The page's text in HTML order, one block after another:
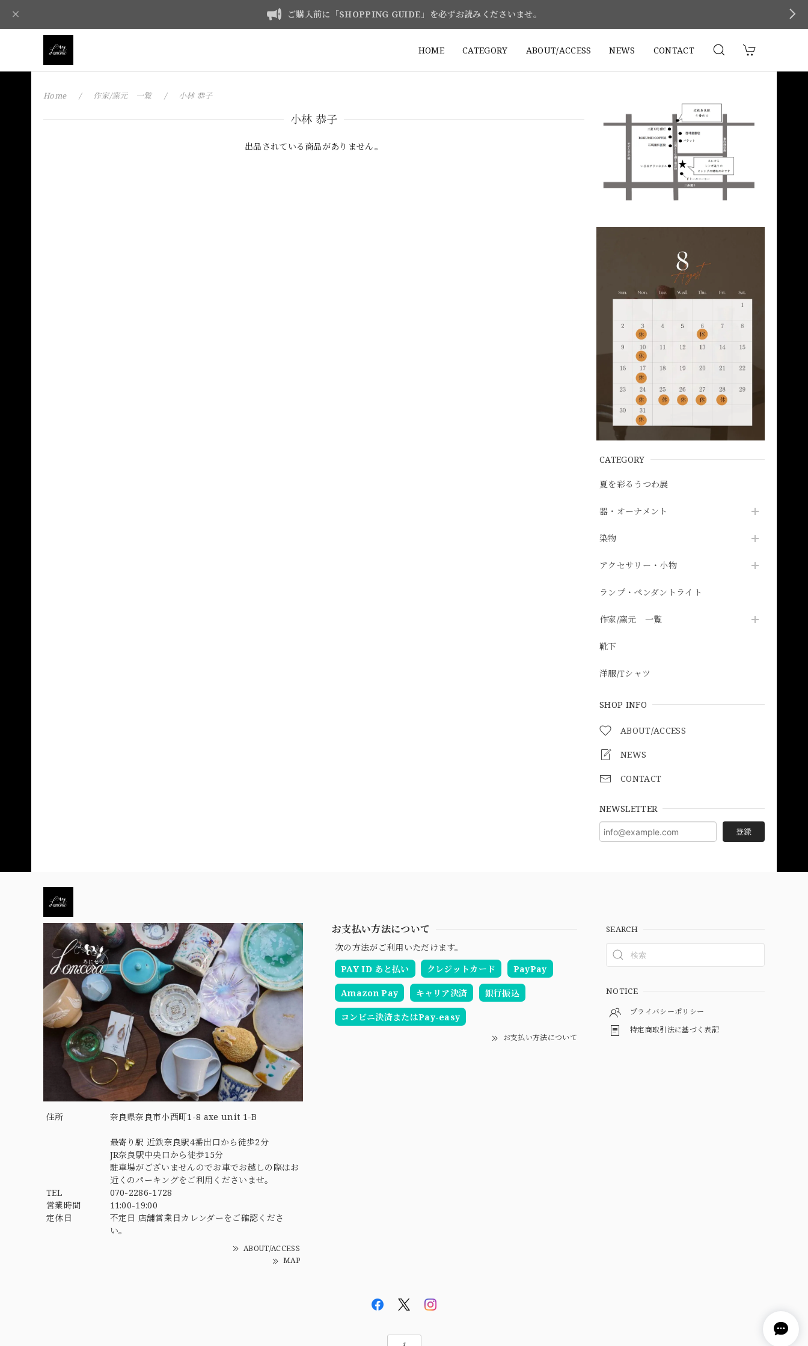
ご購入前に「SHOPPING GUIDE」を必ずお読みくださいませ。
HOME CATEGORY ABOUT/ACCESS NEWS CONTACT
CATEGORY
夏を彩るうつわ展
器・オーナメント
染物
アクセサリー・小物
ランプ・ペンダントライト
作家/窯元 一覧
靴下
洋服/Tシャツ
SHOP INFO
ABOUT/ACCESS
NEWS
CONTACT
NEWSLETTER
登録
Home 作家/窯元 一覧 小林 恭子
小林 恭子
出品されている商品がありません。
住所 奈良県奈良市小西町1-8 axe unit 1-B
最寄り駅 近鉄奈良駅4番出口から徒歩2分
JR奈良駅中央口から徒歩15分
駐車場がございませんのでお車でお越しの際はお
近くのパーキングをご利用くださいませ。
TEL
070-2286-1728
営業時間
11:00-19:00
定休日
不定日 店舗営業日カレンダーをご確認くださ
い。
ABOUT/ACCESS
MAP
お支払い方法について
次の方法がご利用いただけます。
PAY ID あと払い
クレジットカード PayPay
Amazon Pay キャリア決済 銀行振込
コンビニ決済またはPay-easy
お支払い方法について
SEARCH
NOTICE
プライバシーポリシー
特定商取引法に基づく表記